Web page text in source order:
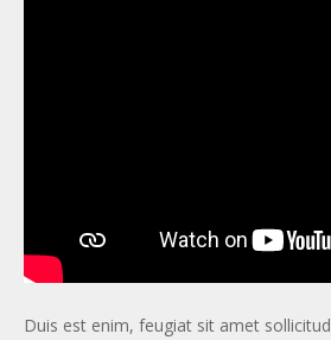
Duis est enim, feugiat sit amet